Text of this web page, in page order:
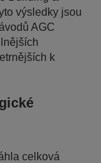
výsledky jsou
AGC
k
celková